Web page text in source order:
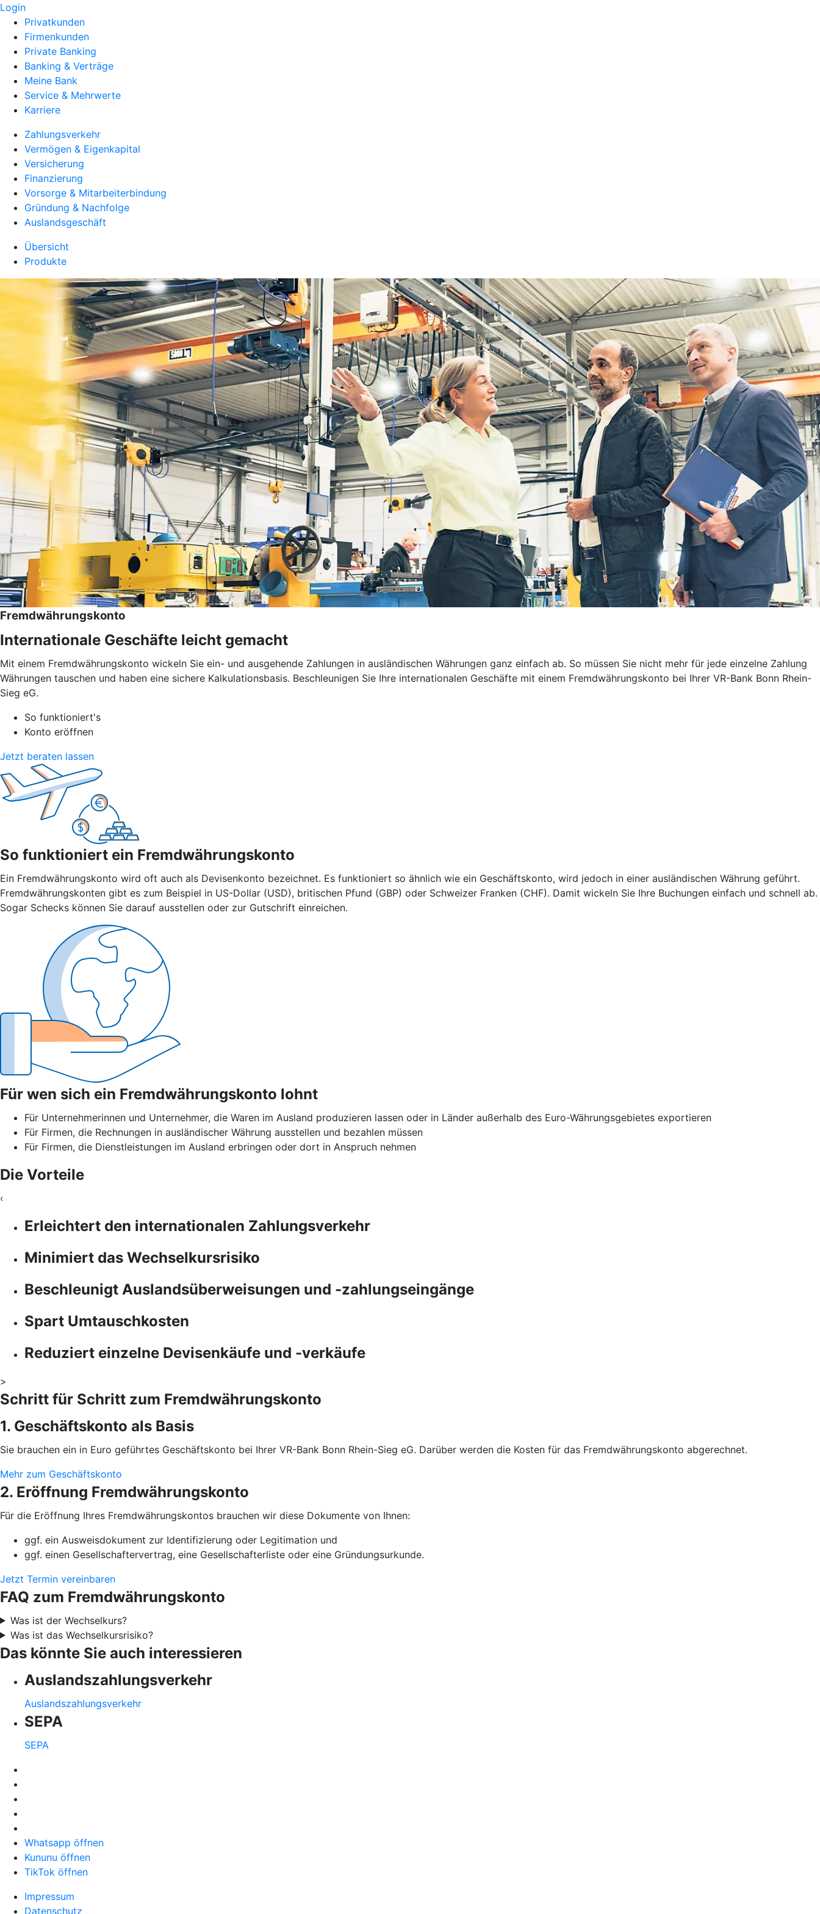
Login
Privatkunden
Firmenkunden
Private Banking
Banking & Verträge
Meine Bank
Service & Mehrwerte
Karriere
Zahlungsverkehr
Vermögen & Eigenkapital
Versicherung
Finanzierung
Vorsorge & Mitarbeiterbindung
Gründung & Nachfolge
Auslandsgeschäft
Übersicht
Produkte
Fremdwährungskonto
Internationale Geschäfte leicht gemacht
Mit einem Fremdwährungskonto wickeln Sie ein- und ausgehende Zahlungen in ausländischen Währungen ganz einfach ab. So müssen Sie nicht mehr für jede einzelne Zahlung
Währungen tauschen und haben eine sichere Kalkulationsbasis. Beschleunigen Sie Ihre internationalen Geschäfte mit einem Fremdwährungskonto bei Ihrer VR-Bank Bonn Rhein-
Sieg eG.
So funktioniert's
Konto eröffnen
Jetzt beraten lassen
So funktioniert ein Fremdwährungskonto
Ein Fremdwährungskonto wird oft auch als Devisenkonto bezeichnet. Es funktioniert so ähnlich wie ein Geschäftskonto, wird jedoch in einer ausländischen Währung geführt.
Fremdwährungskonten gibt es zum Beispiel in US-Dollar (USD), britischen Pfund (GBP) oder Schweizer Franken (CHF). Damit wickeln Sie Ihre Buchungen einfach und schnell ab.
Sogar Schecks können Sie darauf ausstellen oder zur Gutschrift einreichen.
Für wen sich ein Fremdwährungskonto lohnt
Für Unternehmerinnen und Unternehmer, die Waren im Ausland produzieren lassen oder in Länder außerhalb des Euro-Währungsgebietes exportieren
Für Firmen, die Rechnungen in ausländischer Währung ausstellen und bezahlen müssen
Für Firmen, die Dienstleistungen im Ausland erbringen oder dort in Anspruch nehmen
Die Vorteile
‹
Erleichtert den internationalen Zahlungsverkehr
Minimiert das Wechselkursrisiko
Beschleunigt Auslandsüberweisungen und -zahlungseingänge
Spart Umtauschkosten
Reduziert einzelne Devisenkäufe und -verkäufe
>
Schritt für Schritt zum Fremdwährungskonto
1. Geschäftskonto als Basis
Sie brauchen ein in Euro geführtes Geschäftskonto bei Ihrer VR-Bank Bonn Rhein-Sieg eG. Darüber werden die Kosten für das Fremdwährungskonto abgerechnet.
Mehr zum Geschäftskonto
2. Eröffnung Fremdwährungskonto
Für die Eröffnung Ihres Fremdwährungskontos brauchen wir diese Dokumente von Ihnen:
ggf. ein Ausweisdokument zur Identifizierung oder Legitimation und
ggf. einen Gesellschaftervertrag, eine Gesellschafterliste oder eine Gründungsurkunde.
Jetzt Termin vereinbaren
FAQ zum Fremdwährungskonto
Was ist der Wechselkurs?
Was ist das Wechselkursrisiko?
Das könnte Sie auch interessieren
Auslandszahlungsverkehr
Auslandszahlungsverkehr
SEPA
SEPA
Whatsapp öffnen
Kununu öffnen
TikTok öffnen
Impressum
Datenschutz